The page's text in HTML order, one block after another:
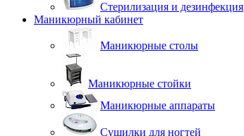
Стерилизация и дезинфекция
Маникюрный кабинет
Маникюрные столы
Маникюрные стойки
Маникюрные аппараты
Сушилки для ногтей